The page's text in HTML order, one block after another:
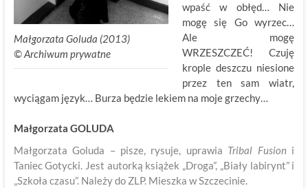
Małgorzata Goluda (2013)
©.Archiwum prywatne
wpaść w obłęd… Nie
mogę się Go wyrzec…
Ale mogę
WRZESZCZEĆ! Czuję
krople deszczu niesione
przez ten sam wiatr,
wyciągam język… Burza będzie lekiem na moje grzechy…
Małgorzata GOLUDA
Małgorzata Goluda – pisze, rysuje, uprawia Tribal Fusion i
Taniec Gotycki. Jest autorką książek „Droga”, „Biały labirynt” i
„Szkoła czasu”. Należy do ZLP. Mieszka w Szczecinie.